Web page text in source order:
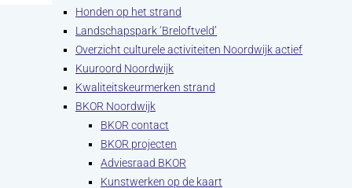
Honden op het strand
Landschapspark ‘Breloftveld’
Overzicht culturele activiteiten Noordwijk actief
Kuuroord Noordwijk
Kwaliteitskeurmerken strand
BKOR Noordwijk
BKOR contact
BKOR projecten
Adviesraad BKOR
Kunstwerken op de kaart